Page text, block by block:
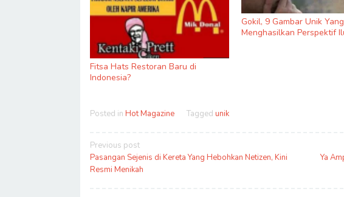
Fitsa Hats Restoran Baru di
Indonesia?
Gokil, 9 Gambar Unik Yang
Menghasilkan Perspektif
Posted in Hot Magazine Tagged unik
Post
navigation
Previous post
Pasangan Sejenis di Kereta Yang Hebohkan Netizen, Kini
Resmi Menikah
Ya